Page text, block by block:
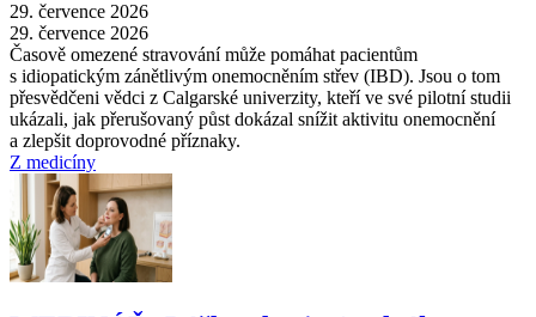
29. července 2026
29. července 2026
Časově omezené stravování může pomáhat pacientům
s idiopatickým zánětlivým onemocněním střev (IBD). Jsou o tom
přesvědčeni vědci z Calgarské univerzity, kteří ve své pilotní studii
ukázali, jak přerušovaný půst dokázal snížit aktivitu onemocnění
a zlepšit doprovodné příznaky.
Z medicíny